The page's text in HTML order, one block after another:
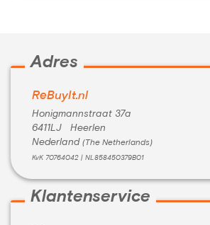
Adres
ReBuyIt.nl
Honigmannstraat 37a
6411LJ Heerlen
Nederland (The Netherlands)
KvK 70764042 | NL858450379B01
Klantenservice